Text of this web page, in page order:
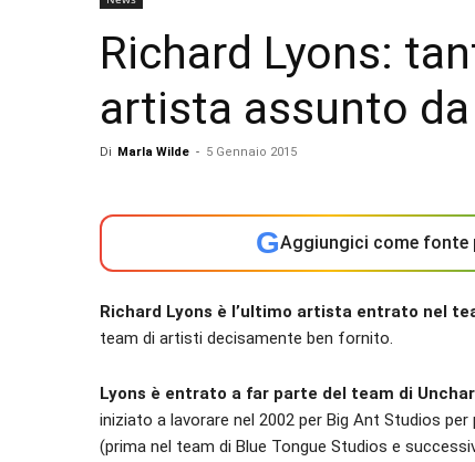
Richard Lyons:
artista assunto
Di Marla Wilde - 5 Gennaio 2015
GAggiungici come fonte
Richard Lyons è l’ultimo artista entrato nel
team di artisti decisamente ben fornito.
Lyons è entrato a far parte del team di
iniziato a lavorare nel 2002 per Big Ant Studios
(prima nel team di Blue Tongue Studios e